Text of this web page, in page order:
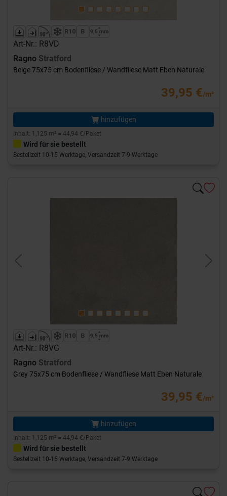
Art-Nr.: R8VD
Ragno Stratford
Beige 75x75 cm Bodenfliese / Wandfliese Matt Eben Naturale
39,95 €/m²
hinzufügen
Inhalt: 1,125 m² = 44,94 €/Paket
Wird für sie bestellt
Bestellzeit 10-15 Werktage, Versandzeit 7-9 Werktage
Previous Next
Art-Nr.: R8VG
Ragno Stratford
Grey 75x75 cm Bodenfliese / Wandfliese Matt Eben Naturale
39,95 €/m²
hinzufügen
Inhalt: 1,125 m² = 44,94 €/Paket
Wird für sie bestellt
Bestellzeit 10-15 Werktage, Versandzeit 7-9 Werktage